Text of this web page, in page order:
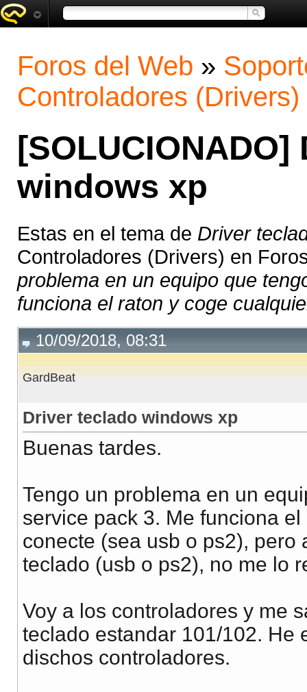
Foros del Web »
Controladores (Drivers)
windows xp
Estas en el tema de Driver
Controladores (Drivers) en
problema en un equipo que
funciona el raton y coge
10/09/2018, 08:31
GardBeat
Driver teclado windows xp
Buenas tardes.
Tengo un problema en un
service pack 3. Me funciona
conecte (sea usb o ps2),
teclado (usb o ps2), no me lo
Voy a los controladores y me
teclado estandar 101/102. He
dischos controladores.